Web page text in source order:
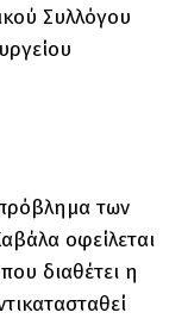
Συλλόγου
των
οφείλεται
διαθέτει η